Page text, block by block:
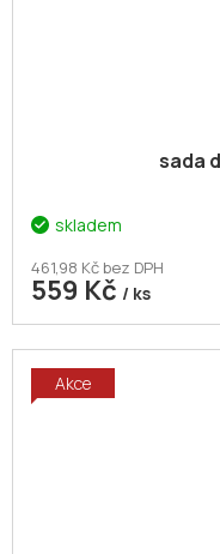
sada
skladem
461,98 Kč bez DPH
559 Kč / ks
Akce